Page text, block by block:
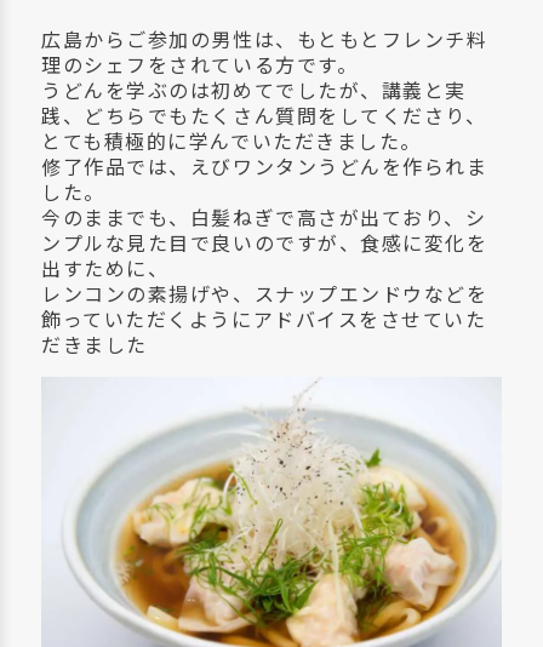
広島からご参加の男性は、もともとフレンチ料
理のシェフをされている方です。
うどんを学ぶのは初めてでしたが、講義と実
践、どちらでもたくさん質問をしてくださり、
とても積極的に学んでいただきました。
修了作品では、えびワンタンうどんを作られま
した。
今のままでも、白髪ねぎで高さが出ており、シ
ンプルな見た目で良いのですが、食感に変化を
出すために、
レンコンの素揚げや、スナップエンドウなどを
飾っていただくようにアドバイスをさせていた
だきました